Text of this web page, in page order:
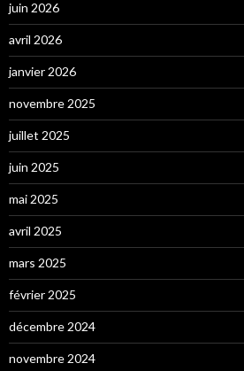
juin 2026
avril 2026
janvier 2026
novembre 2025
juillet 2025
juin 2025
mai 2025
avril 2025
mars 2025
février 2025
décembre 2024
novembre 2024